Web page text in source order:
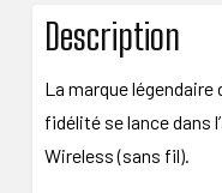
Description
La marque
fidélité se lance dans
Wireless (sans fil).